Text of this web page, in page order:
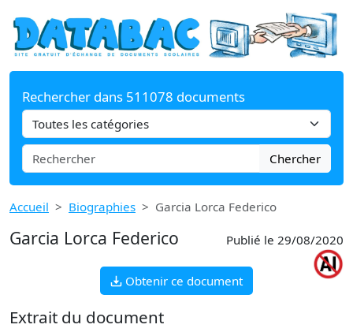
Rechercher dans 511078 documents
Chercher
Accueil Biographies Garcia Lorca Federico
Garcia Lorca Federico Publié le 29/08/2020
Obtenir ce document
Extrait du document